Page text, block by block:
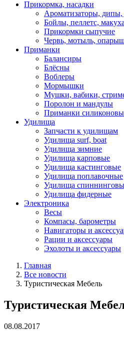
Прикормка, насадки
Ароматизаторы, дипы,
Бойлы, пеллетс,
Прикормки сыпучие
Червь, мотыль,
Приманки
Балансиры
Блёсны
Воблеры
Мормышки
Мушки, вабики,
Поролон и мандулы
Приманки
Удилища
Запчасти к удилищам
Удилища surf, boat
Удилища зимние
Удилища карповые
Удилища кастинговые
Удилища поплавочные
Удилища
Удилища фидерные
Электроника
Весы
Компасы, барометры
Навигаторы и
Рации и аксессуары
Эхолоты и аксессуары
Главная
Все новости
Туристическая Мебель
Туристическая
08.08.2017